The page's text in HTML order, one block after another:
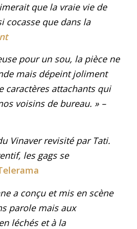
que la vraie vie de
cocasse que dans la
pour un sou, la pièce ne
mais dépeint joliment
caractères attachants qui
voisins de bureau. » –
Vinaver revisité par Tati.
les gags se
a conçu et mis en scène
parole mais aux
léchés et à la